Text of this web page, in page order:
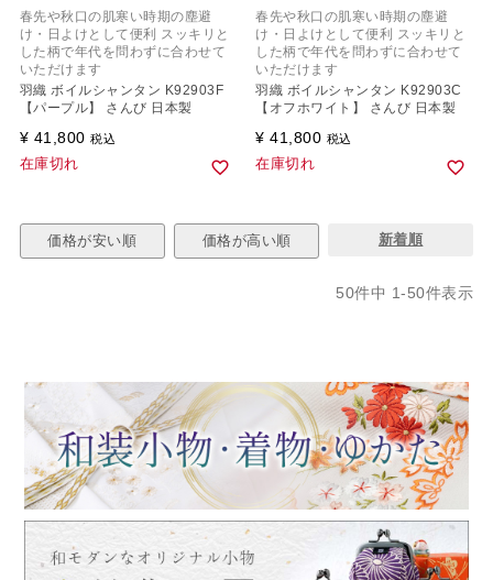
春先や秋口の肌寒い時期の塵避
け・日よけとして便利 スッキリと
した柄で年代を問わずに合わせて
いただけます
羽織 ボイルシャンタン K92903F
【パープル】 さんび 日本製
¥ 41,800 税込
在庫切れ
春先や秋口の肌寒い時期の塵避
け・日よけとして便利 スッキリと
した柄で年代を問わずに合わせて
いただけます
羽織 ボイルシャンタン K92903C
【オフホワイト】 さんび 日本製
¥ 41,800 税込
在庫切れ
価格が安い順 価格が高い順 新着順
50件中 1-50件表示